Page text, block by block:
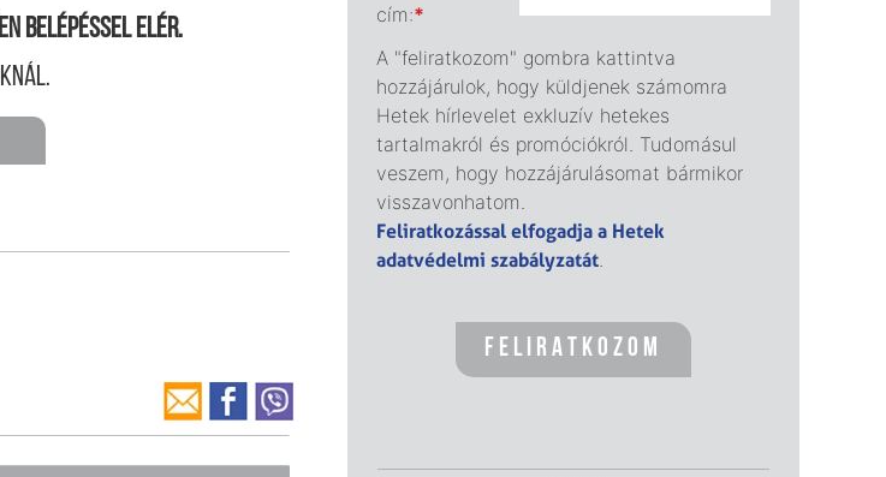
belépéssel elér.
cím:*
A "feliratkozom" gombra kattintva
hozzájárulok, hogy küldjenek számomra
Hetek hírlevelet exkluzív hetekes
tartalmakról és promóciókról. Tudomásul
veszem, hogy hozzájárulásomat bármikor
visszavonhatom.
Feliratkozással elfogadja a Hetek
adatvédelmi szabályzatát.